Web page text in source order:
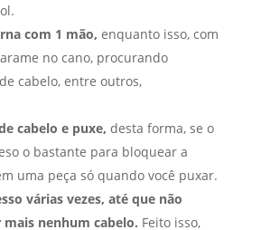
com 1 mão, enquanto isso, com
no cano, procurando
cabelo, entre outros,
cabelo e puxe, desta forma, se o
o bastante para bloquear a
uma peça só quando você puxar.
várias vezes, até que não
nenhum cabelo. Feito isso,